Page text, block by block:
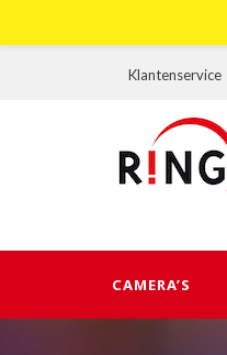
Klantenservice
CAMERA’S